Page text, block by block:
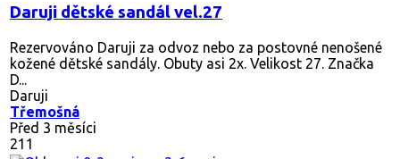
Daruji dětské sandál vel.27
Rezervováno Daruji za odvoz nebo za postovné nenošené
kožené dětské sandály. Obuty asi 2x. Velikost 27. Značka
D...
Daruji
Třemošná
Před 3 měsíci
211